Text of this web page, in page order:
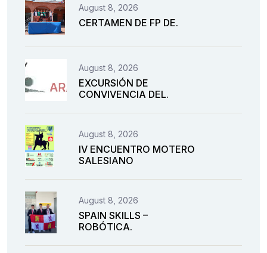
August 8, 2026
CERTAMEN DE FP DE.
August 8, 2026
EXCURSIÓN DE
CONVIVENCIA DEL.
August 8, 2026
IV ENCUENTRO MOTERO
SALESIANO
August 8, 2026
SPAIN SKILLS –
ROBÓTICA.